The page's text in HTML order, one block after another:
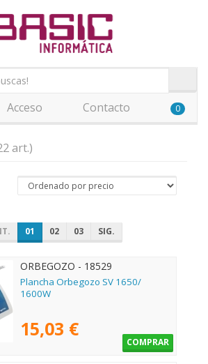
Acceso Contacto 0
art.)
01 02 03 SIG.
ORBEGOZO - 18529
Plancha Orbegozo SV 1650/
1600W
15,03 €
COMPRAR